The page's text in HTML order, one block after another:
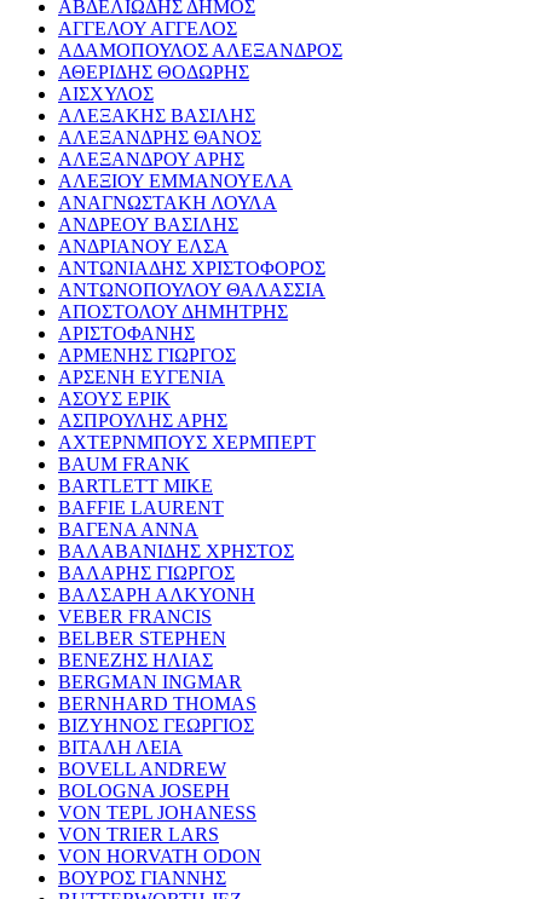
ΑΒΔΕΛΙΩΔΗΣ ΔΗΜΟΣ
ΑΓΓΕΛΟΥ ΑΓΓΕΛΟΣ
ΑΔΑΜΟΠΟΥΛΟΣ ΑΛΕΞΑΝΔΡΟΣ
ΑΘΕΡΙΔΗΣ ΘΟΔΩΡΗΣ
ΑΙΣΧΥΛΟΣ
ΑΛΕΞΑΚΗΣ ΒΑΣΙΛΗΣ
ΑΛΕΞΑΝΔΡΗΣ ΘΑΝΟΣ
ΑΛΕΞΑΝΔΡΟΥ ΑΡΗΣ
ΑΛΕΞΙΟΥ ΕΜΜΑΝΟΥΕΛΑ
ΑΝΑΓΝΩΣΤΑΚΗ ΛΟΥΛΑ
ΑΝΔΡΕΟΥ ΒΑΣΙΛΗΣ
ΑΝΔΡΙΑΝΟΥ ΕΛΣΑ
ΑΝΤΩΝΙΑΔΗΣ ΧΡΙΣΤΟΦΟΡΟΣ
ΑΝΤΩΝΟΠΟΥΛΟΥ ΘΑΛΑΣΣΙΑ
ΑΠΟΣΤΟΛΟΥ ΔΗΜΗΤΡΗΣ
ΑΡΙΣΤΟΦΑΝΗΣ
ΑΡΜΕΝΗΣ ΓΙΩΡΓΟΣ
ΑΡΣΕΝΗ ΕΥΓΕΝΙΑ
ΑΣΟΥΣ ΕΡΙΚ
ΑΣΠΡΟΥΛΗΣ ΑΡΗΣ
ΑΧΤΕΡΝΜΠΟΥΣ ΧΕΡΜΠΕΡΤ
BAUM FRANK
BARTLETT MIKE
BAFFIE LAURENT
ΒΑΓΕΝΑ ΑΝΝΑ
ΒΑΛΑΒΑΝΙΔΗΣ ΧΡΗΣΤΟΣ
ΒΑΛΑΡΗΣ ΓΙΩΡΓΟΣ
ΒΑΛΣΑΡΗ ΑΛΚΥΟΝΗ
VEBER FRANCIS
BELBER STEPHEN
ΒΕΝΕΖΗΣ ΗΛΙΑΣ
BERGMAN INGMAR
BERNHARD THOMAS
ΒΙΖΥΗΝΟΣ ΓΕΩΡΓΙΟΣ
ΒΙΤΑΛΗ ΛΕΙΑ
BOVELL ANDREW
BOLOGNA JOSEPH
VON TEPL JOHANESS
VON TRIER LARS
VON HORVATH ODON
ΒΟΥΡΟΣ ΓΙΑΝΝΗΣ